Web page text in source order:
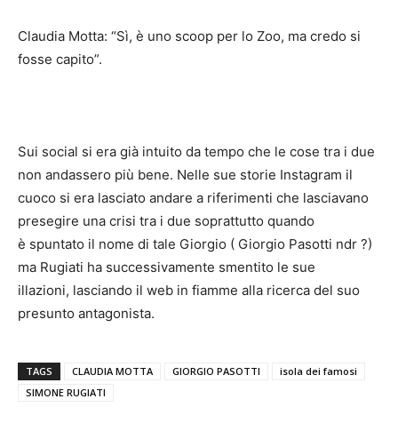
Claudia Motta: “Sì, è uno scoop per lo Zoo, ma credo si
fosse capito”.
Sui social si era già intuito da tempo che le cose tra i due
non andassero più bene. Nelle sue storie Instagram il
cuoco si era lasciato andare a riferimenti che lasciavano
presegire una crisi tra i due soprattutto quando
è spuntato il nome di tale Giorgio ( Giorgio Pasotti ndr ?)
ma Rugiati ha successivamente smentito le sue
illazioni, lasciando il web in fiamme alla ricerca del suo
presunto antagonista.
TAGS CLAUDIA MOTTA GIORGIO PASOTTI
isola dei famosi
SIMONE RUGIATI